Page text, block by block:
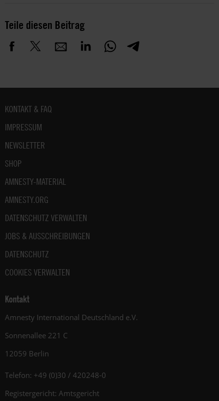
Teile diesen Beitrag
Fußbereich
KONTAKT & FAQ
IMPRESSUM
NEWSLETTER
SHOP
AMNESTY-MATERIAL
AMNESTY.ORG
DATENSCHUTZ VERWALTEN
JOBS & AUSSCHREIBUNGEN
DATENSCHUTZ
COOKIES VERWALTEN
Kontakt
Amnesty International Deutschland e.V.
Sonnenallee 221 C
12059 Berlin
Telefon: +49 (0)30 / 420248-0
Registergericht: Amtsgericht